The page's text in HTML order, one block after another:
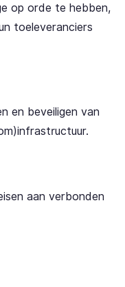
op orde te hebben,
toeleveranciers
en beveiligen van
aan verbonden